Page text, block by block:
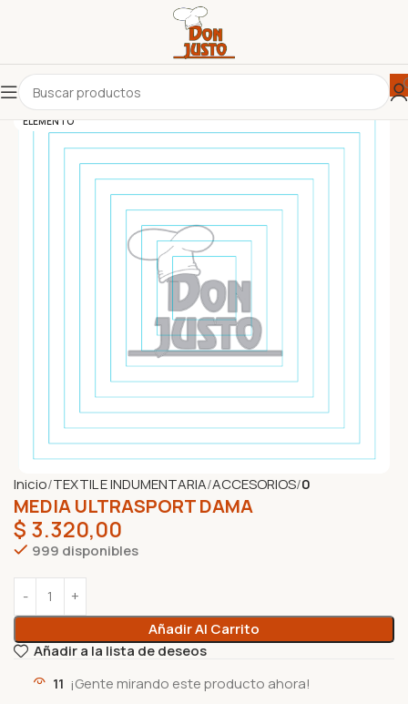
ELEMENTO
Inicio TEXTIL E INDUMENTARIA ACCESORIOS 0
MEDIA ULTRASPORT DAMA
$ 3.320,00
999 disponibles
Añadir Al Carrito
Añadir a la lista de deseos
11 ¡Gente mirando este producto ahora!